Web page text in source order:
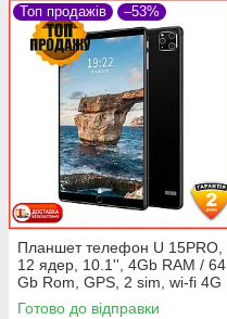
Топ продажів –53%
Планшет телефон U 15PRO,
12 ядер, 10.1'', 4Gb RAM / 64
Gb Rom, GPS, 2 sim, wi-fi 4G
Планшетный компьютер
Готово до відправки